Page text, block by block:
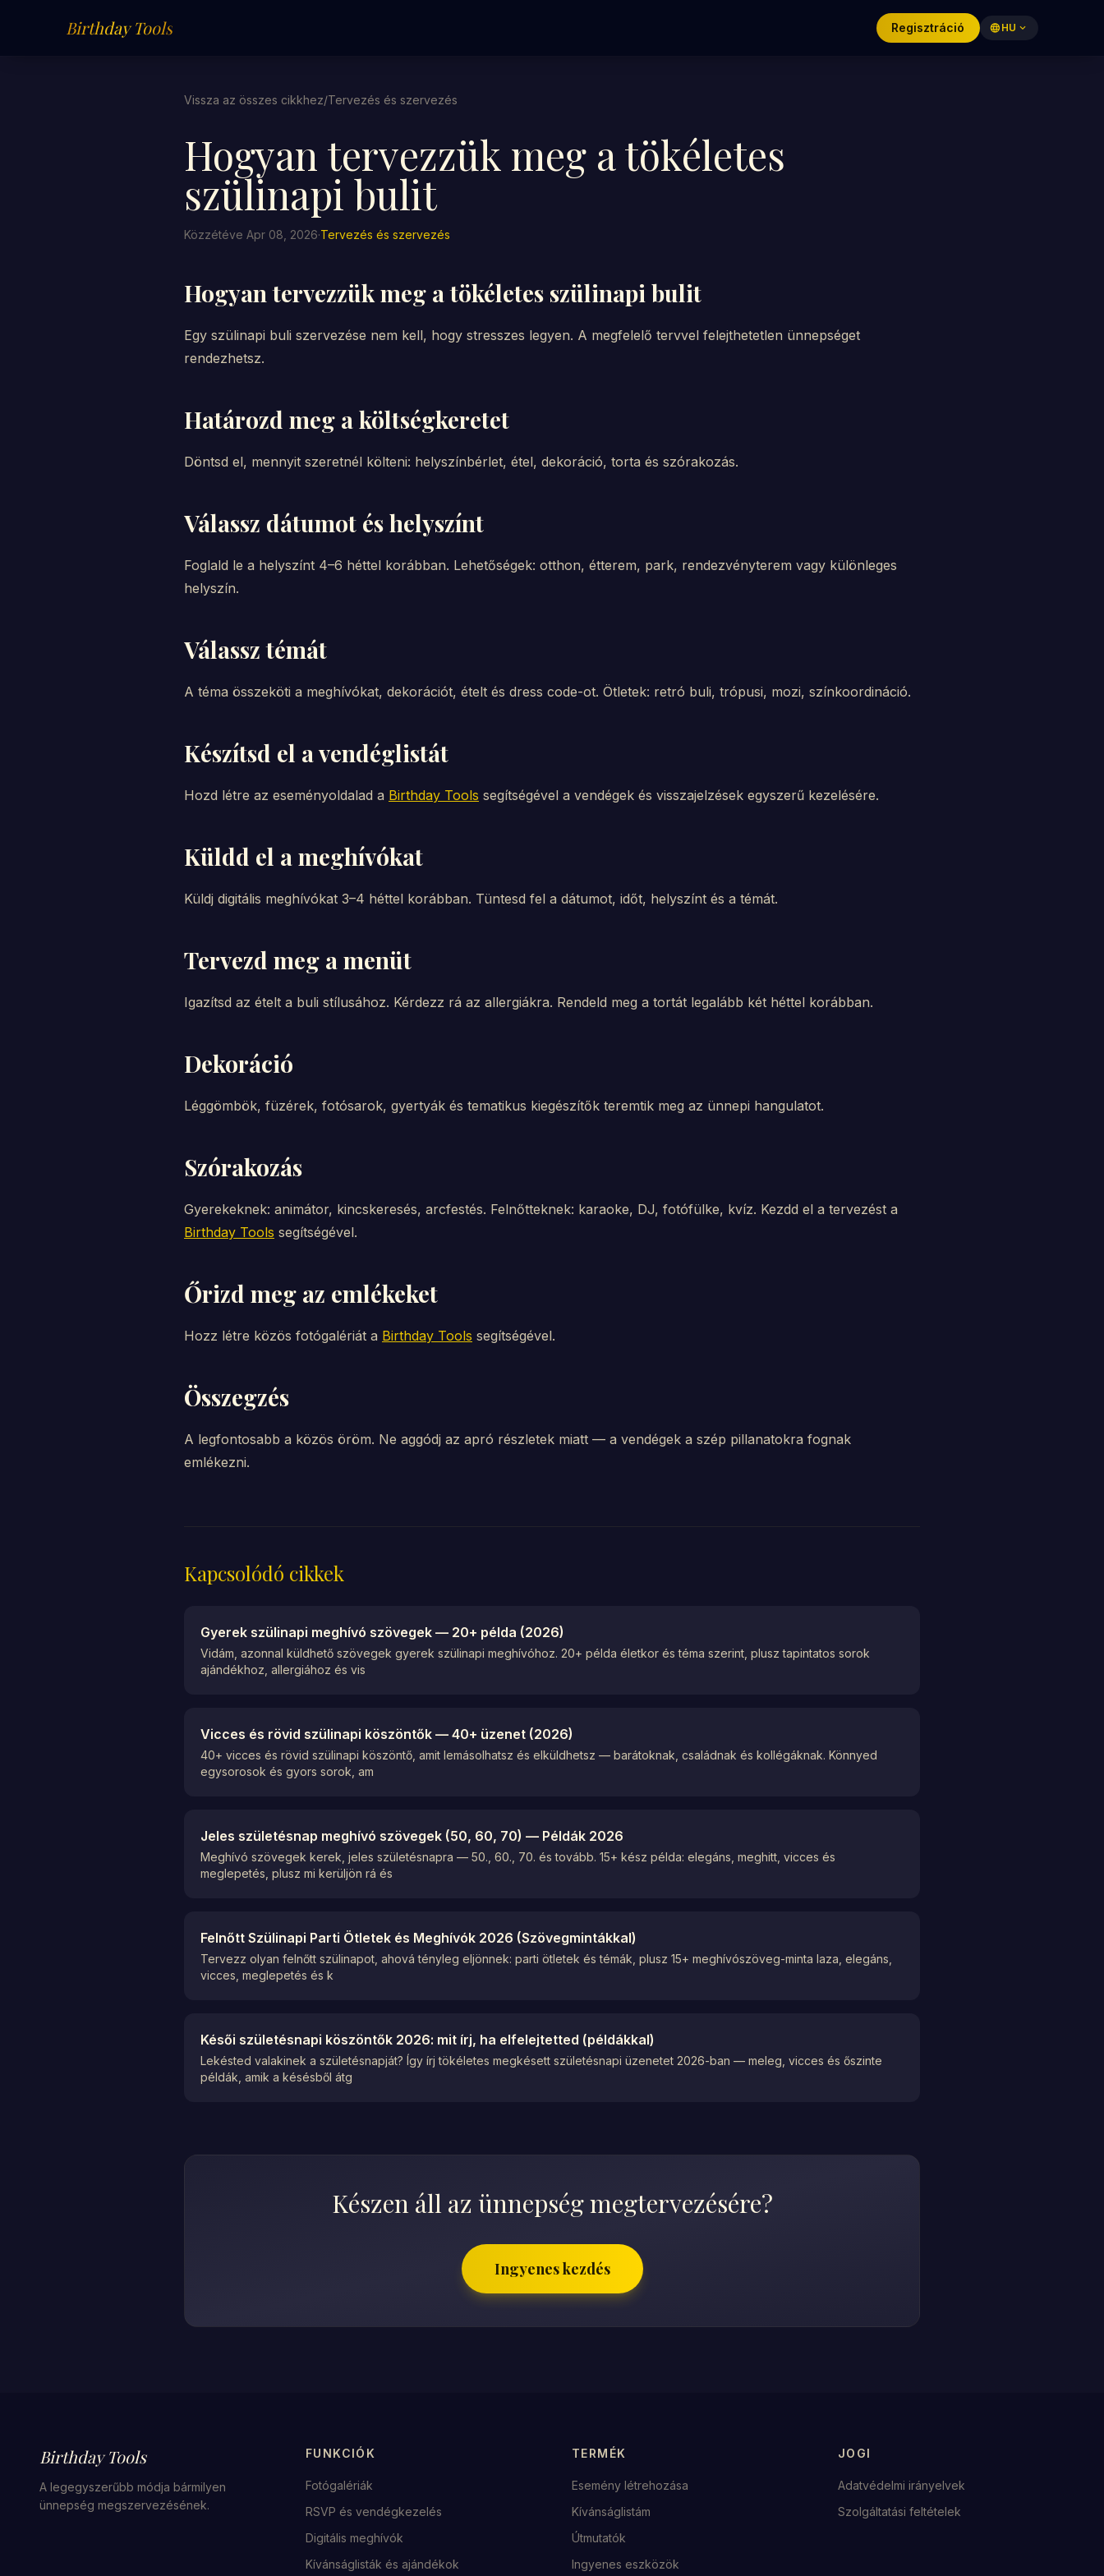
Birthday Tools Regisztráció language HU expand_more
Vissza az összes cikkhez/Tervezés és szervezés
Hogyan tervezzük meg a tökéletes
szülinapi bulit
Közzétéve Apr 08, 2026·Tervezés és szervezés
Hogyan tervezzük meg a tökéletes szülinapi bulit
Egy szülinapi buli szervezése nem kell, hogy stresszes legyen. A megfelelő tervvel felejthetetlen ünnepséget
rendezhetsz.
Határozd meg a költségkeretet
Döntsd el, mennyit szeretnél költeni: helyszínbérlet, étel, dekoráció, torta és szórakozás.
Válassz dátumot és helyszínt
Foglald le a helyszínt 4–6 héttel korábban. Lehetőségek: otthon, étterem, park, rendezvényterem vagy különleges
helyszín.
Válassz témát
A téma összeköti a meghívókat, dekorációt, ételt és dress code-ot. Ötletek: retró buli, trópusi, mozi, színkoordináció.
Készítsd el a vendéglistát
Hozd létre az eseményoldalad a Birthday Tools segítségével a vendégek és visszajelzések egyszerű kezelésére.
Küldd el a meghívókat
Küldj digitális meghívókat 3–4 héttel korábban. Tüntesd fel a dátumot, időt, helyszínt és a témát.
Tervezd meg a menüt
Igazítsd az ételt a buli stílusához. Kérdezz rá az allergiákra. Rendeld meg a tortát legalább két héttel korábban.
Dekoráció
Léggömbök, füzérek, fotósarok, gyertyák és tematikus kiegészítők teremtik meg az ünnepi hangulatot.
Szórakozás
Gyerekeknek: animátor, kincskeresés, arcfestés. Felnőtteknek: karaoke, DJ, fotófülke, kvíz. Kezdd el a tervezést a
Birthday Tools segítségével.
Őrizd meg az emlékeket
Hozz létre közös fotógalériát a Birthday Tools segítségével.
Összegzés
A legfontosabb a közös öröm. Ne aggódj az apró részletek miatt — a vendégek a szép pillanatokra fognak
emlékezni.
Kapcsolódó cikkek
Gyerek szülinapi meghívó szövegek — 20+ példa (2026)
Vidám, azonnal küldhető szövegek gyerek szülinapi meghívóhoz. 20+ példa életkor és téma szerint, plusz tapintatos sorok
ajándékhoz, allergiához és vis
Vicces és rövid szülinapi köszöntők — 40+ üzenet (2026)
40+ vicces és rövid szülinapi köszöntő, amit lemásolhatsz és elküldhetsz — barátoknak, családnak és kollégáknak. Könnyed
egysorosok és gyors sorok, am
Jeles születésnap meghívó szövegek (50, 60, 70) — Példák 2026
Meghívó szövegek kerek, jeles születésnapra — 50., 60., 70. és tovább. 15+ kész példa: elegáns, meghitt, vicces és
meglepetés, plusz mi kerüljön rá és
Felnőtt Szülinapi Parti Ötletek és Meghívók 2026 (Szövegmintákkal)
Tervezz olyan felnőtt szülinapot, ahová tényleg eljönnek: parti ötletek és témák, plusz 15+ meghívószöveg-minta laza, elegáns,
vicces, meglepetés és k
Késői születésnapi köszöntők 2026: mit írj, ha elfelejtetted (példákkal)
Lekésted valakinek a születésnapját? Így írj tökéletes megkésett születésnapi üzenetet 2026-ban — meleg, vicces és őszinte
példák, amik a késésből átg
Készen áll az ünnepség megtervezésére?
Ingyenes kezdés
Birthday Tools
A legegyszerűbb módja bármilyen
ünnepség megszervezésének.
FUNKCIÓK
Fotógalériák
RSVP és vendégkezelés
Digitális meghívók
Kívánságlisták és ajándékok
TERMÉK
Esemény létrehozása
Kívánságlistám
Útmutatók
Ingyenes eszközök
JOGI
Adatvédelmi irányelvek
Szolgáltatási feltételek